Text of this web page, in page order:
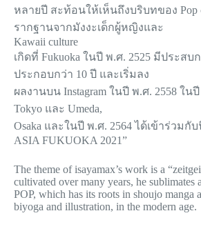
หลายปี สะท้อนให้เห็นถึงบริบทของ
รากฐานจากมังงะเด็กผู้หญิงและ
Kawaii culture
เกิดที่ Fukuoka ในปี พ.ศ. 2525 มีประ
ประกอบกว่า 10 ปี และเริ่มลง
ผลงานบน Instagram ในปี พ.ศ. 2558 ใน
Tokyo และ Umeda,
Osaka และในปี พ.ศ. 2564 ได้เข้าร่วม
ASIA FUKUOKA 2021”
The theme of isayamax’s work is a
cultivated over many years, he sublimates
POP, which has its roots in shoujo
biyoga and illustration, in the modern age.